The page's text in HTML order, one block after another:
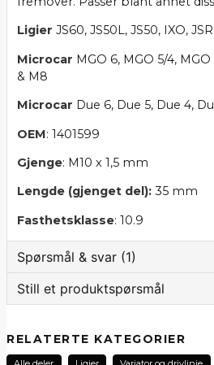
Ligier JS60, JS50L, JS50, IXO,
Microcar MGO 6, MGO 5/4,
& M8
Microcar Due 6, Due 5, Due 4,
OEM: 1401599
Gjenge: M10 x 1,5 mm
Lengde (gjenget del): 35 mm
Fasthetsklasse: 10.9
Spørsmål & svar (1)
M10x125, 35mm?
Still et produktspørsmål
Spør oss noe om dette
RELATERTE KATEGORIER